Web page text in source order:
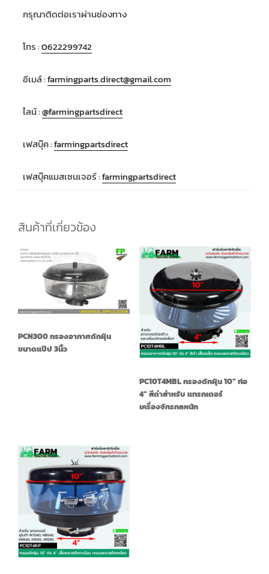
กรุณาติดต่อเราผ่านช่องทาง
โทร :0622299742
อีเมล์ :farmingparts.direct@gmail.com
ไลน์ :@farmingpartsdirect
เฟสบุ๊ค :farmingpartsdirect
เฟสบุ๊คแมสเซนเจอร์ :farmingpartsdirect
สินค้าที่เกี่ยวข้อง
PCN300 กรองอากาศดักฝุ่น
ขนาดแป๊ป 3นิ้ว
PC10T4MBL กรองดักฝุ่น 10” ท่อ
4” สีดำสำหรับ แทรกเตอร์
เครื่องจักรกลหนัก